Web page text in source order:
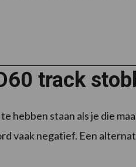
track
hebben staan als je die
vaak negatief. Een